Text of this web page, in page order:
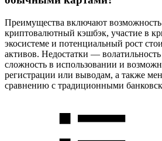
Преимущества включают возможность
криптовалютный кэшбэк, участие в
экосистеме и потенциальный рост
активов. Недостатки —
сложность в использовании и
регистрации или выводам, а также
сравнению с традиционными